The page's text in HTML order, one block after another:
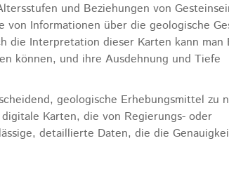
und Beziehungen von
Informationen über die geologische
die Interpretation dieser Karten kann man
können, und ihre Ausdehnung und Tiefe
geologische Erhebungsmittel zu
Karten, die von Regierungs- oder
detaillierte Daten, die die